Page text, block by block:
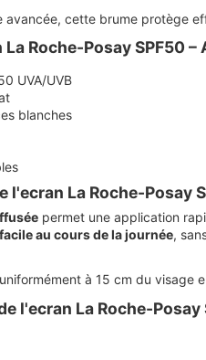
avancée, cette brume protège
Roche-Posay SPF50
UVA/UVB
blanches
l'ecran La Roche-Posay
permet une application
au cours de la journée,
à 15 cm du
l'ecran La Roche-